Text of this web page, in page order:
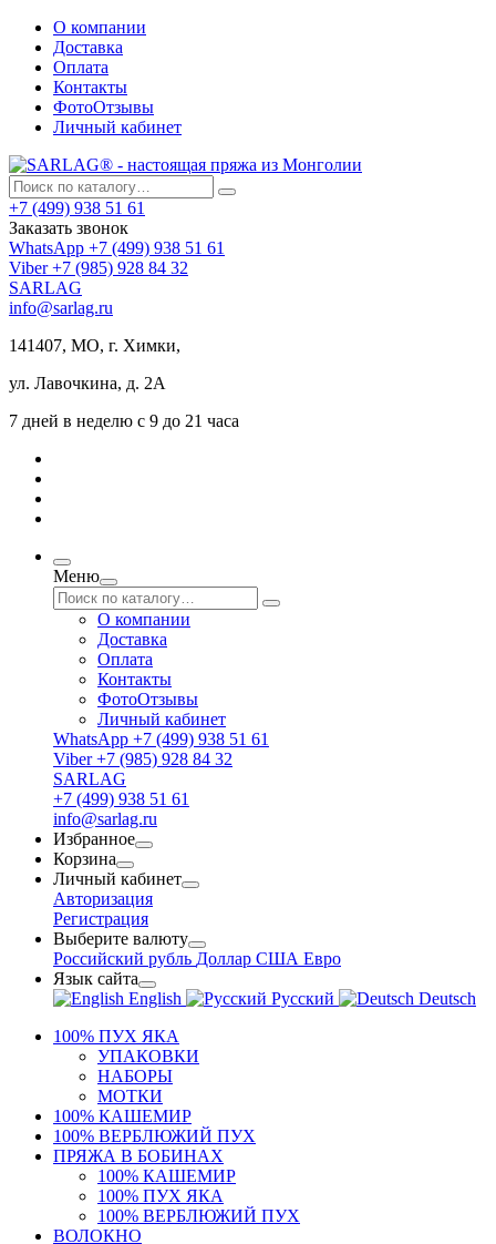
О компании
Доставка
Оплата
Контакты
ФотоОтзывы
Личный кабинет
+7 (499) 938 51 61
Заказать звонок
WhatsApp +7 (499) 938 51 61
Viber +7 (985) 928 84 32
SARLAG
info@sarlag.ru
141407, МО, г. Химки,
ул. Лавочкина, д. 2А
7 дней в неделю с 9 до 21 часа
Меню
О компании
Доставка
Оплата
Контакты
ФотоОтзывы
Личный кабинет
WhatsApp +7 (499) 938 51 61
Viber +7 (985) 928 84 32
SARLAG
+7 (499) 938 51 61
info@sarlag.ru
Избранное
Корзина
Личный кабинет
Авторизация
Регистрация
Выберите валюту
Российский рубль Доллар США Евро
Язык сайта
English
Русский
Deutsch
100% ПУХ ЯКА
УПАКОВКИ
НАБОРЫ
МОТКИ
100% КАШЕМИР
100% ВЕРБЛЮЖИЙ ПУХ
ПРЯЖА В БОБИНАХ
100% КАШЕМИР
100% ПУХ ЯКА
100% ВЕРБЛЮЖИЙ ПУХ
ВОЛОКНО